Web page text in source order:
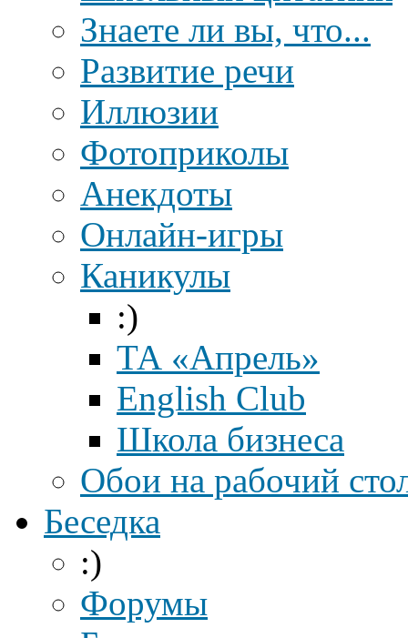
Знаете ли вы, что...
Развитие речи
Иллюзии
Фотоприколы
Анекдоты
Онлайн-игры
Каникулы
:)
ТА «Апрель»
English Club
Школа бизнеса
Обои на рабочий
Беседка
:)
Форумы